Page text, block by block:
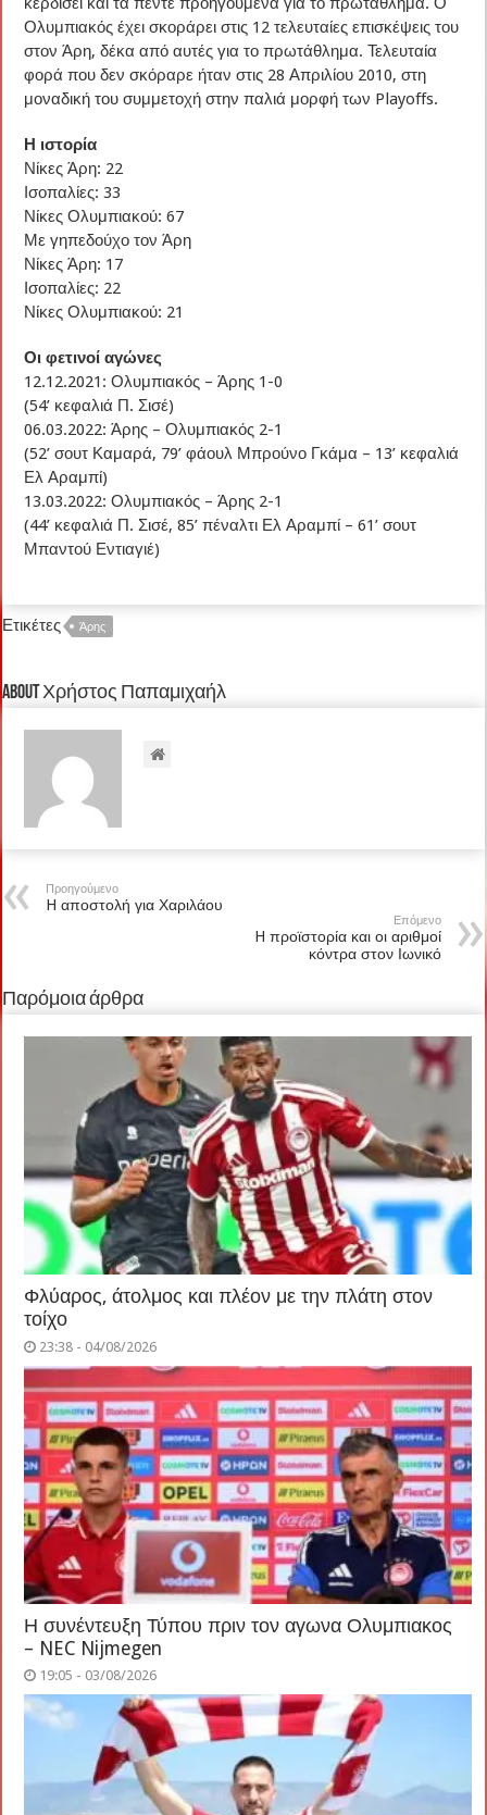
Ολυμπιακός έχει σκοράρει στις 12 τελευταίες επισκέψεις του
στον Άρη, δέκα από αυτές για το πρωτάθλημα. Τελευταία
φορά που δεν σκόραρε ήταν στις 28 Απριλίου 2010, στη
μοναδική του συμμετοχή στην παλιά μορφή των Playoffs.
Η ιστορία
Νίκες Άρη: 22
Ισοπαλίες: 33
Νίκες Ολυμπιακού: 67
Με γηπεδούχο τον Άρη
Νίκες Άρη: 17
Ισοπαλίες: 22
Νίκες Ολυμπιακού: 21
Οι φετινοί αγώνες
12.12.2021: Ολυμπιακός – Άρης 1-0
(54’ κεφαλιά Π. Σισέ)
06.03.2022: Άρης – Ολυμπιακός 2-1
(52’ σουτ Καμαρά, 79’ φάουλ Μπρούνο Γκάμα – 13’ κεφαλιά
Ελ Αραμπί)
13.03.2022: Ολυμπιακός – Άρης 2-1
(44’ κεφαλιά Π. Σισέ, 85’ πέναλτι Ελ Αραμπί – 61’ σουτ
Μπαντού Εντιαγιέ)
Ετικέτες Άρης
About Χρήστος Παπαμιχαήλ
Προηγούμενο
H αποστολή για Χαριλάου
Επόμενο
H προϊστορία και οι αριθμοί
κόντρα στον Ιωνικό
Παρόμοια άρθρα
Φλύαρος, άτολμος και πλέον με την πλάτη στον
τοίχο
23:38 - 04/08/2026
Η συνέντευξη Τύπου πριν τον αγωνα Ολυμπιακος
– NEC Nijmegen
19:05 - 03/08/2026